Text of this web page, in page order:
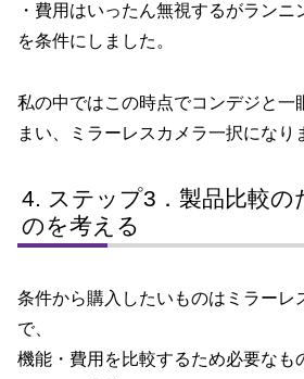
・費用はいったん無視するがランニ
を条件にしました。
私の中ではこの時点でコンデジと一
まい、ミラーレスカメラ一択になり
ステップ3．製品比較の
のを考える
条件から購入したいものはミラーレ
で、
機能・費用を比較するため必要なも